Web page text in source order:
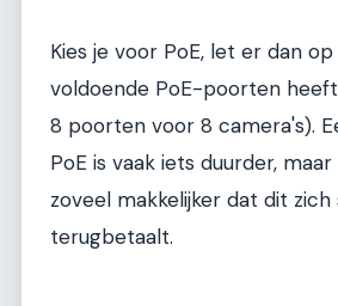
Kies je voor PoE, let er dan
voldoende PoE-poorten
8 poorten voor 8 camera's).
PoE is vaak iets duurder,
zoveel makkelijker dat dit zich
terugbetaalt.